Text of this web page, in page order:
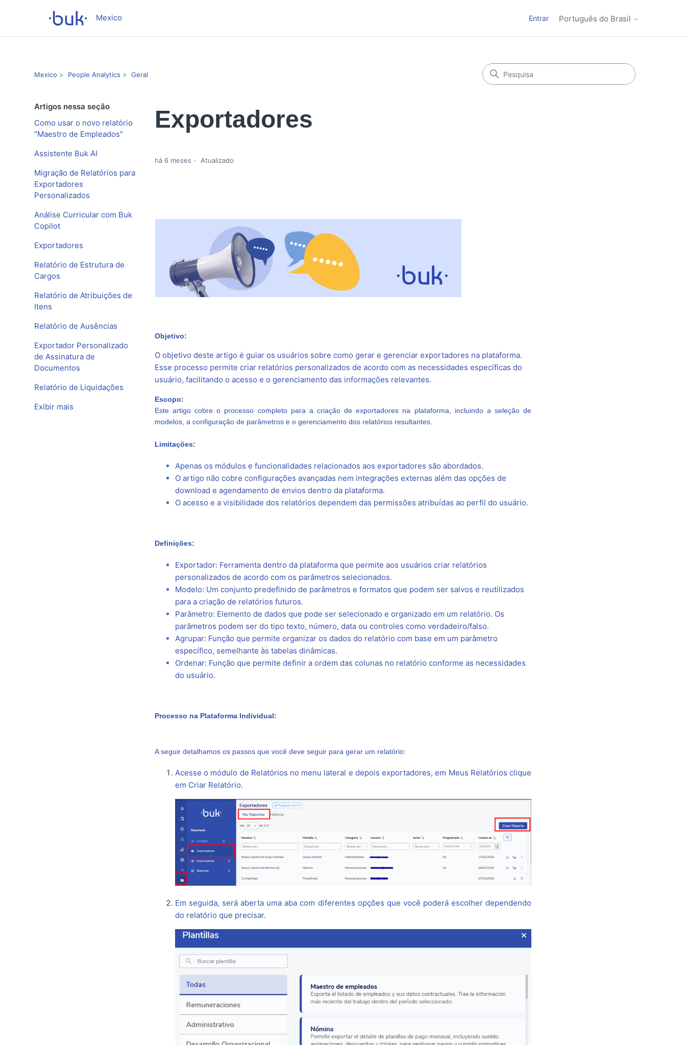
Mexico Entrar Português do Brasil
Mexico People Analytics Geral
Artigos nessa seção
Como usar o novo relatório
"Maestro de Empleados"
Assistente Buk AI
Migração de Relatórios para
Exportadores
Personalizados
Análise Curricular com Buk
Copilot
Exportadores
Relatório de Estrutura de
Cargos
Relatório de Atribuições de
Itens
Relatório de Ausências
Exportador Personalizado
de Assinatura de
Documentos
Relatório de Liquidações
Exibir mais
Exportadores
há 6 meses Atualizado
Objetivo:
O objetivo deste artigo é guiar os usuários sobre como gerar e gerenciar exportadores na plataforma.
Esse processo permite criar relatórios personalizados de acordo com as necessidades específicas do
usuário, facilitando o acesso e o gerenciamento das informações relevantes.
Escopo:
Este artigo cobre o processo completo para a criação de exportadores na plataforma, incluindo a seleção de
modelos, a configuração de parâmetros e o gerenciamento dos relatórios resultantes.
Limitações:
Apenas os módulos e funcionalidades relacionados aos exportadores são abordados.
O artigo não cobre configurações avançadas nem integrações externas além das opções de
download e agendamento de envios dentro da plataforma.
O acesso e a visibilidade dos relatórios dependem das permissões atribuídas ao perfil do usuário.
Definições:
Exportador: Ferramenta dentro da plataforma que permite aos usuários criar relatórios
personalizados de acordo com os parâmetros selecionados.
Modelo: Um conjunto predefinido de parâmetros e formatos que podem ser salvos e reutilizados
para a criação de relatórios futuros.
Parâmetro: Elemento de dados que pode ser selecionado e organizado em um relatório. Os
parâmetros podem ser do tipo texto, número, data ou controles como verdadeiro/falso.
Agrupar: Função que permite organizar os dados do relatório com base em um parâmetro
específico, semelhante às tabelas dinâmicas.
Ordenar: Função que permite definir a ordem das colunas no relatório conforme as necessidades
do usuário.
Processo na Plataforma Individual:
A seguir detalhamos os passos que você deve seguir para gerar um relatório:
Acesse o módulo de Relatórios no menu lateral e depois exportadores, em Meus Relatórios clique
em Criar Relatório.
Em seguida, será aberta uma aba com diferentes opções que você poderá escolher dependendo
do relatório que precisar.